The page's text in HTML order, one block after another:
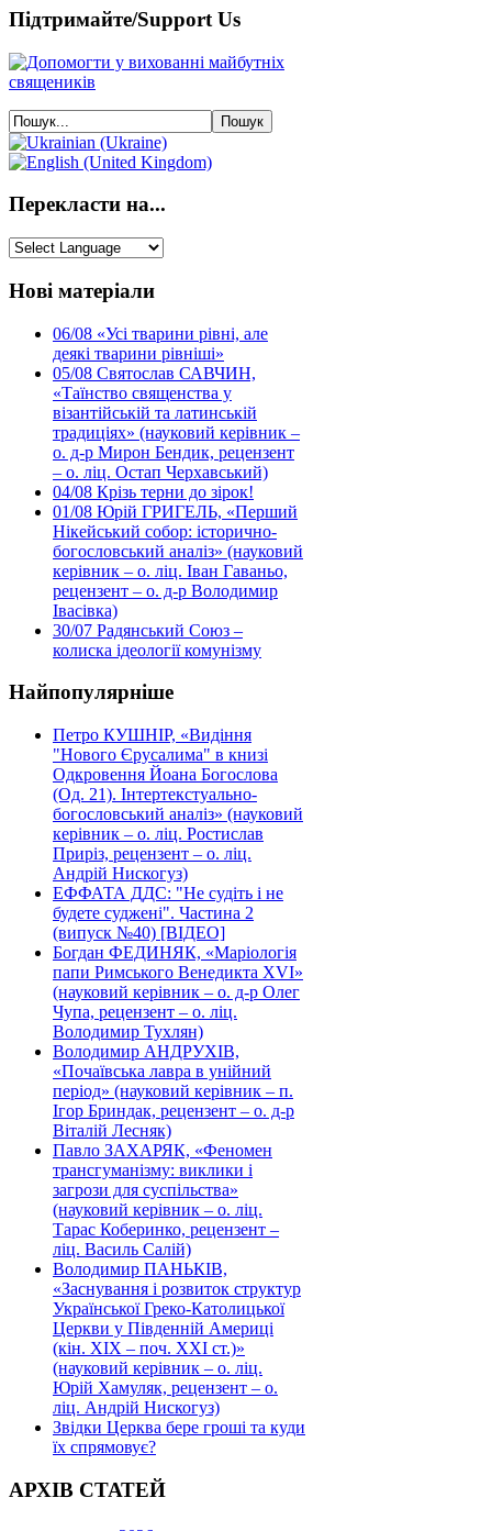
Підтримайте/Support Us
Перекласти на...
Нові матеріали
06/08 «Усі тварини рівні, але
деякі тварини рівніші»
05/08 Святослав САВЧИН,
«Таїнство священства у
візантійській та латинській
традиціях» (науковий керівник –
о. д-р Мирон Бендик, рецензент
– о. ліц. Остап Черхавський)
04/08 Крізь терни до зірок!
01/08 Юрій ГРИГЕЛЬ, «Перший
Нікейський собор: історично-
богословський аналіз» (науковий
керівник – о. ліц. Іван Гаваньо,
рецензент – о. д-р Володимир
Івасівка)
30/07 Радянський Союз –
колиска ідеології комунізму
Найпопулярніше
Петро КУШНІР, «Видіння
"Нового Єрусалима" в книзі
Одкровення Йоана Богослова
(Од. 21). Інтертекстуально-
богословський аналіз» (науковий
керівник – о. ліц. Ростислав
Приріз, рецензент – о. ліц.
Андрій Нискогуз)
ЕФФАТА ДДС: "Не судіть і не
будете суджені". Частина 2
(випуск №40) [ВІДЕО]
Богдан ФЕДИНЯК, «Маріологія
папи Римського Венедикта XVI»
(науковий керівник – о. д-р Олег
Чупа, рецензент – о. ліц.
Володимир Тухлян)
Володимир АНДРУХІВ,
«Почаївська лавра в унійний
період» (науковий керівник – п.
Ігор Бриндак, рецензент – о. д-р
Віталій Лесняк)
Павло ЗАХАРЯК, «Феномен
трансгуманізму: виклики і
загрози для суспільства»
(науковий керівник – о. ліц.
Тарас Коберинко, рецензент –
ліц. Василь Салій)
Володимир ПАНЬКІВ,
«Заснування і розвиток структур
Української Греко-Католицької
Церкви у Південній Америці
(кін. ХІХ – поч. ХХІ ст.)»
(науковий керівник – о. ліц.
Юрій Хамуляк, рецензент – о.
ліц. Андрій Нискогуз)
Звідки Церква бере гроші та куди
їх спрямовує?
АРХІВ СТАТЕЙ